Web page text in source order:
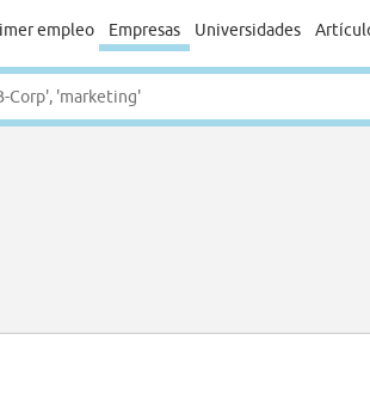
empleo Empresas Universidades